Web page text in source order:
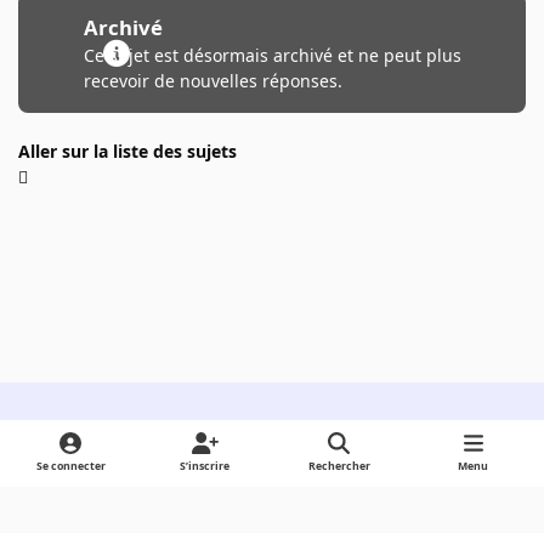
Archivé
Ce sujet est désormais archivé et ne peut plus
recevoir de nouvelles réponses.
Aller sur la liste des sujets
Light ModeDark ModeSystem Preference
Se connecter S’inscrire Rechercher Menu